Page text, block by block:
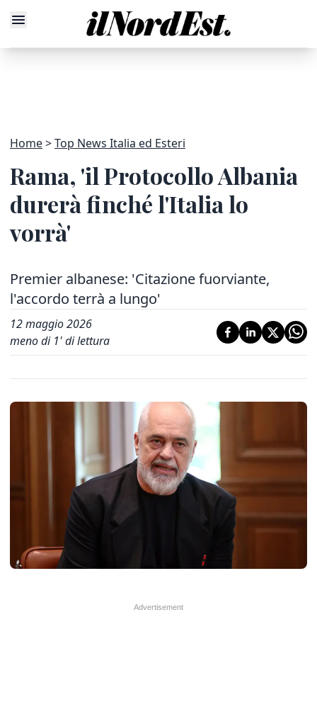
Home Top News Italia ed Esteri
Rama, 'il Protocollo Albania
durerà finché l'Italia lo
vorrà'
Premier albanese: 'Citazione fuorviante,
l'accordo terrà a lungo'
12 maggio 2026
meno di 1' di lettura